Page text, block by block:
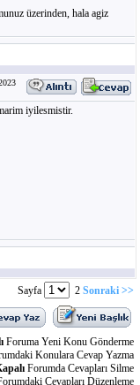
üzerinden, hala agiz
iyilesmistir.
Sayfa 2 Sonraki >>
Foruma Yeni Konu Gönderme
Konulara Cevap Yazma
Forumda Cevapları Silme
Cevapları Düzenleme